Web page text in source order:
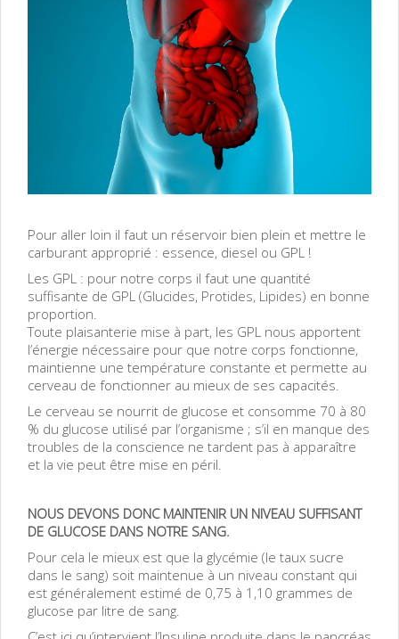
Pour aller loin il faut un réservoir bien plein et mettre le
carburant approprié : essence, diesel ou GPL !
Les GPL : pour notre corps il faut une quantité
suffisante de GPL (Glucides, Protides, Lipides) en bonne
proportion.
Toute plaisanterie mise à part, les GPL nous apportent
l’énergie nécessaire pour que notre corps fonctionne,
maintienne une température constante et permette au
cerveau de fonctionner au mieux de ses capacités.
Le cerveau se nourrit de glucose et consomme 70 à 80
% du glucose utilisé par l’organisme ; s’il en manque des
troubles de la conscience ne tardent pas à apparaître
et la vie peut être mise en péril.
NOUS DEVONS DONC MAINTENIR UN NIVEAU SUFFISANT
DE GLUCOSE DANS NOTRE SANG.
Pour cela le mieux est que la glycémie (le taux sucre
dans le sang) soit maintenue à un niveau constant qui
est généralement estimé de 0,75 à 1,10 grammes de
glucose par litre de sang.